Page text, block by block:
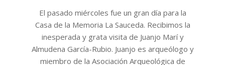
El pasado miércoles fue un gran día para la
Casa de la Memoria La Sauceda. Recibimos la
inesperada y grata visita de Juanjo Marí y
Almudena García-Rubio. Juanjo es arqueólogo y
miembro de la Asociación Arqueológica de